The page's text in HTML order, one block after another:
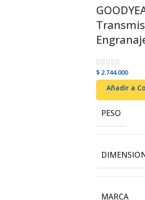
$ 2.744.000
Añadir al
Añadir a
PESO
MARCA